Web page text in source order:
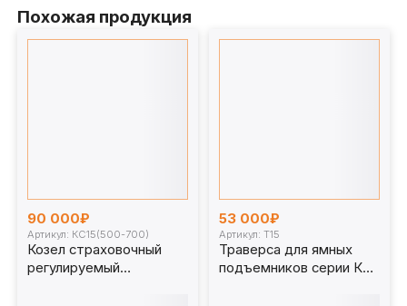
Похожая продукция
90 000₽
Артикул: КС15(500-700)
Козел страховочный
регулируемый
53 000₽
Артикул: Т15
Траверса для ямных
подъемников серии КП